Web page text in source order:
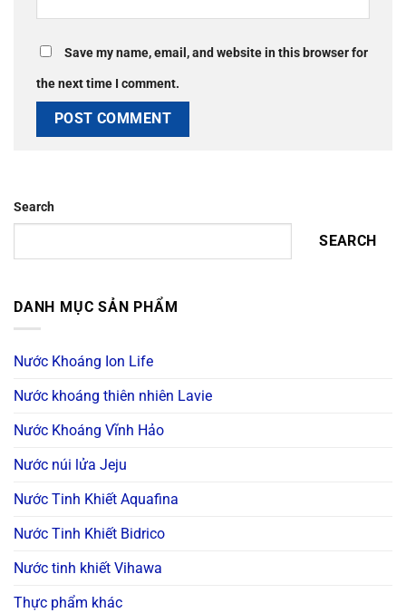
Save my name, email, and website in this browser for
the next time I comment.
Search
SEARCH
DANH MỤC SẢN PHẨM
Nước Khoáng Ion Life
Nước khoáng thiên nhiên Lavie
Nước Khoáng Vĩnh Hảo
Nước núi lửa Jeju
Nước Tinh Khiết Aquafina
Nước Tinh Khiết Bidrico
Nước tinh khiết Vihawa
Thực phẩm khác